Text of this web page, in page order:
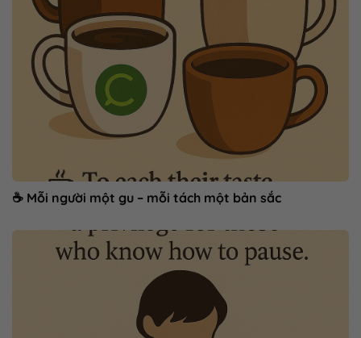
☕ Mỗi người một gu – mỗi tách một bản sắc